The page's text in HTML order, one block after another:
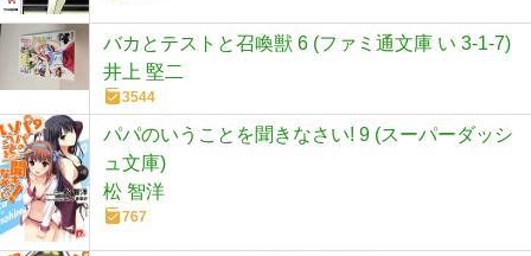
バカとテストと召喚獣 6 (ファミ通文庫 い 3-1-7)
井上 堅二
3544
パパのいうことを聞きなさい! 9 (スーパーダッシ
ュ文庫)
松 智洋
767